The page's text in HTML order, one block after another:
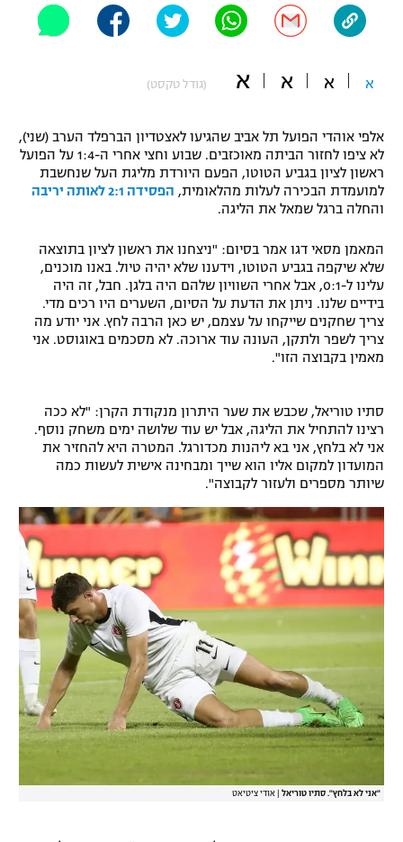
"מחצית בשכונה" – פודקאסט
משתתפים וזוכים בפרסים
תקנון משתתפים וזוכים בפרסים
תקנון עבור פעילות אלקטרה
טניס
גיימינג E-Sports
תנאי שימוש
מדיניות פרטיות
רשיון להקרנה פומבית לבית עסק
הצטרפות לחבילת הערוצים
לוח דרושים – ג'ובנט
תגיות
אופניים
ספורט מוטורי
פוטבול אמריקאי NFL
בייסבול MLB
ספורט אתגרי ואקסטרים
אומנויות לחימה
גיימינג E-Sports
א א א א (גודל טקסט)
אלפי אוהדי הפועל תל אביב שהגיעו לאצטדיון הברפלד הערב (שני),
לא ציפו לחזור הביתה מאוכזבים. שבוע וחצי אחרי ה-1:4 על הפועל
ראשון לציון בגביע הטוטו, הפעם היורדת מליגת העל שנחשבת
למועמדת הבכירה לעלות מהלאומית, הפסידה 2:1 לאותה יריבה
והחלה ברגל שמאל את הליגה.
המאמן מסאי דגו אמר בסיום: "ניצחנו את ראשון לציון בתוצאה
שלא שיקפה בגביע הטוטו, וידענו שלא יהיה טיול. באנו מוכנים,
עלינו ל-0:1, אבל אחרי השוויון שלהם היה בלגן. חבל, זה היה
בידיים שלנו. ניתן את הדעת על הסיום, השערים היו רכים מדי.
צריך שחקנים שייקחו על עצמם, יש כאן הרבה לחץ. אני יודע מה
צריך לשפר ולתקן, העונה עוד ארוכה. לא מסכמים באוגוסט. אני
מאמין בקבוצה הזו".
סתיו טוריאל, שכבש את שער היתרון מנקודת הקרן: "לא ככה
רצינו להתחיל את הליגה, אבל יש עוד שלושה ימים משחק נוסף.
אני לא בלחץ, אני בא ליהנות מכדורגל. המטרה היא להחזיר את
המועדון למקום אליו הוא שייך ומבחינה אישית לעשות כמה
שיותר מספרים ולעזור לקבוצה".
"אני לא בלחץ". סתיו טוריאל אודי ציטיאט